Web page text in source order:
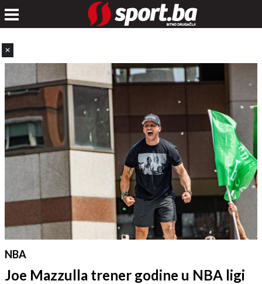
✕
NBA
Joe Mazzulla trener godine u NBA ligi